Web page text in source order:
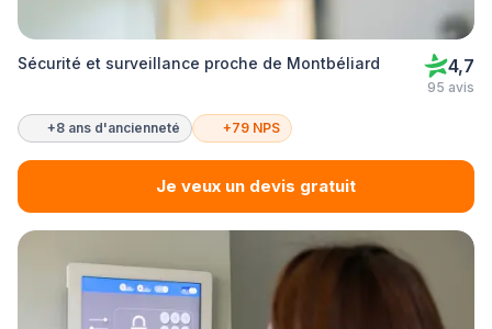
Sécurité et surveillance proche de Montbéliard 4,7
95 avis
+8 ans d'ancienneté +79 NPS
Je veux un devis gratuit